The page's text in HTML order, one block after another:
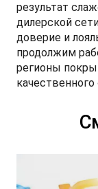
результат
дилерской
доверие и
продолжим
регионы